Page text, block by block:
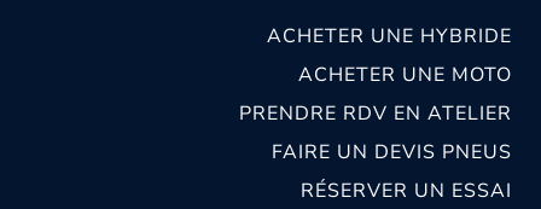
ACHETER UNE HYBRIDE
ACHETER UNE MOTO
PRENDRE RDV EN ATELIER
FAIRE UN DEVIS PNEUS
RÉSERVER UN ESSAI